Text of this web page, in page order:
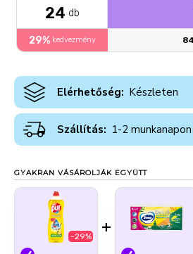
24 db
29% kedvezmény
Elérhetőség: Készleten
Szállítás: 1-2
GYAKRAN VÁSÁROLJÁK EGYÜTT
-29%
+